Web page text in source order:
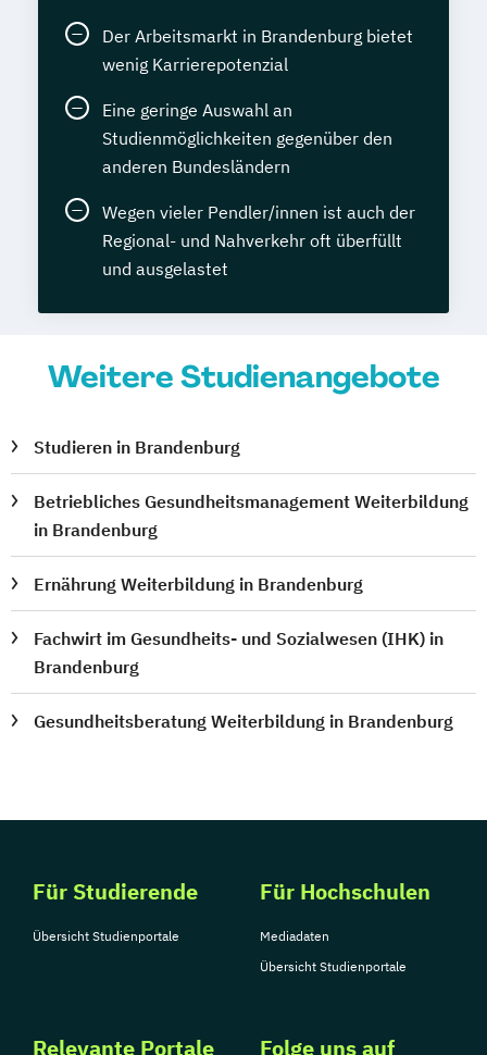
Der Arbeitsmarkt in Brandenburg bietet
wenig Karrierepotenzial
Eine geringe Auswahl an
Studienmöglichkeiten gegenüber den
anderen Bundesländern
Wegen vieler Pendler/innen ist auch der
Regional- und Nahverkehr oft überfüllt
und ausgelastet
Weitere Studienangebote
Studieren in Brandenburg
Betriebliches Gesundheitsmanagement Weiterbildung
in Brandenburg
Ernährung Weiterbildung in Brandenburg
Fachwirt im Gesundheits- und Sozialwesen (IHK) in
Brandenburg
Gesundheitsberatung Weiterbildung in Brandenburg
Für Studierende
Übersicht Studienportale
Für Hochschulen
Mediadaten
Übersicht Studienportale
Relevante Portale Folge uns auf